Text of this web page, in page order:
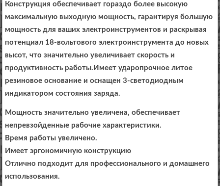
Конструкция обеспечивает гораздо более высокую
максимальную выходную мощность, гарантируя большую
мощность для ваших электроинструментов и раскрывая
потенциал 18-вольтового электроинструмента до новых
высот, что значительно увеличивает скорость и
продуктивность работы.Имеет ударопрочное литое
резиновое основание и оснащен 3-светодиодным
индикатором состояния заряда.
Мощность значительно увеличена, обеспечивает
непревзойденные рабочие характеристики.
Время работы увеличено.
Имеет эргономичную конструкцию
Отлично подходит для профессионального и домашнего
использования.